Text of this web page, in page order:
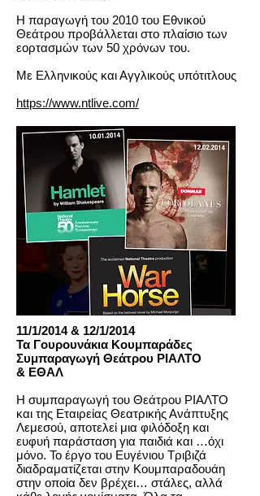
Η παραγωγή του 2010 του Εθνικού
Θεάτρου προβάλλεται στο πλαίσιο των
εορτασμών των 50 χρόνων του.
Με Ελληνικούς και Αγγλικούς υπότιτλους
https://www.ntlive.com/
11/1/2014 & 12/1/2014
Τα Γουρουνάκια Κουμπαράδες
Συμπαραγωγή Θεάτρου ΡΙΑΛΤΟ
& ΕΘΑΛ
Η συμπαραγωγή του Θεάτρου ΡΙΑΛΤΟ
και της Εταιρείας Θεατρικής Ανάπτυξης
Λεμεσού, αποτελεί μια φιλόδοξη και
ευφυή παράσταση για παιδιά και …όχι
μόνο. Το έργο του Ευγένιου Τριβιζά
διαδραματίζεται στην Κουμπαραδουάη
στην οποία δεν βρέχει… στάλες, αλλά